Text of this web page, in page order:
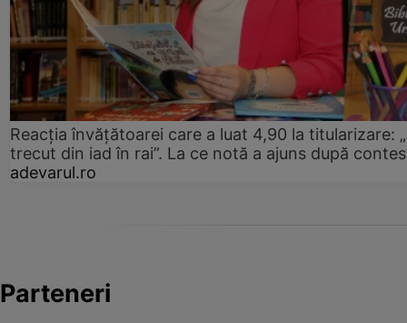
Reacția învățătoarei care a luat 4,90 la titularizare:
trecut din iad în rai”. La ce notă a ajuns după
adevarul.ro
Parteneri